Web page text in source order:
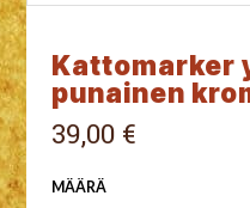
Kattomarker
punainen
39,00 €
MÄÄRÄ